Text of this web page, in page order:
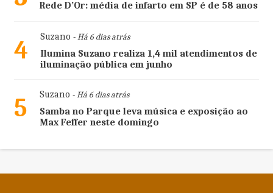
Rede D’Or: média de infarto em SP é de 58 anos
4 Suzano - Há 6 dias atrás
Ilumina Suzano realiza 1,4 mil atendimentos de
iluminação pública em junho
5 Suzano - Há 6 dias atrás
Samba no Parque leva música e exposição ao
Max Feffer neste domingo